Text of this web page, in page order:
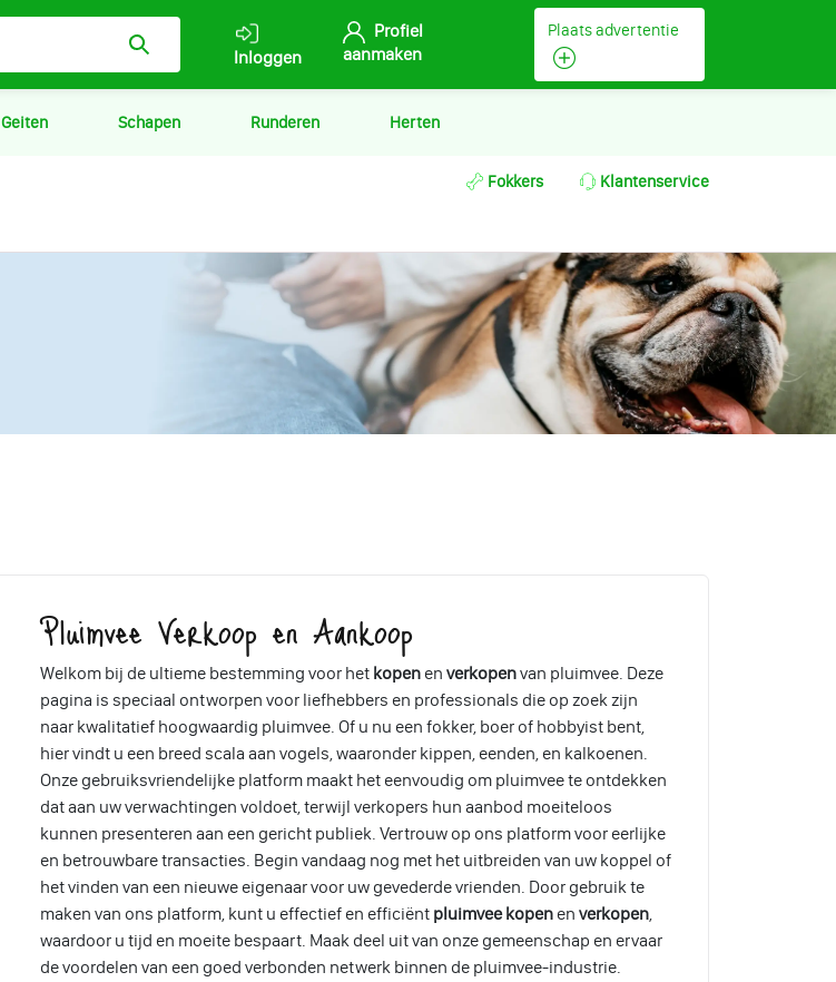
Inloggen
Profiel
aanmaken
Plaats advertentie
Geiten Schapen Runderen Herten
Fokkers Klantenservice
Pluimvee Verkoop en Aankoop
Welkom bij de ultieme bestemming voor het kopen enverkopenvan pluimvee. Deze
pagina is speciaal ontworpen voor liefhebbers en professionals die op zoek zijn
naar kwalitatief hoogwaardig pluimvee. Of u nu een fokker, boer of hobbyist bent,
hier vindt u een breed scala aan vogels, waaronder kippen, eenden, en kalkoenen.
Onze gebruiksvriendelijke platform maakt het eenvoudig om pluimvee te ontdekken
dat aan uw verwachtingen voldoet, terwijl verkopers hun aanbod moeiteloos
kunnen presenteren aan een gericht publiek. Vertrouw op ons platform voor eerlijke
en betrouwbare transacties. Begin vandaag nog met het uitbreiden van uw koppel of
het vinden van een nieuwe eigenaar voor uw gevederde vrienden. Door gebruik te
maken van ons platform, kunt u effectief en efficiënt pluimvee kopen enverkopen,
waardoor u tijd en moeite bespaart. Maak deel uit van onze gemeenschap en ervaar
de voordelen van een goed verbonden netwerk binnen de pluimvee-industrie.